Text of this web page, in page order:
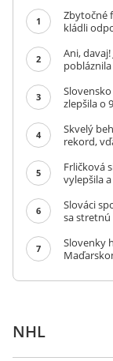
1
Zbytočné
kládli
2
Ani,
3
zlepšila o
4
Skvelý
rekord,
5
Frličková
vylepšila
6
Slováci
sa
7
Slovenky
NHL